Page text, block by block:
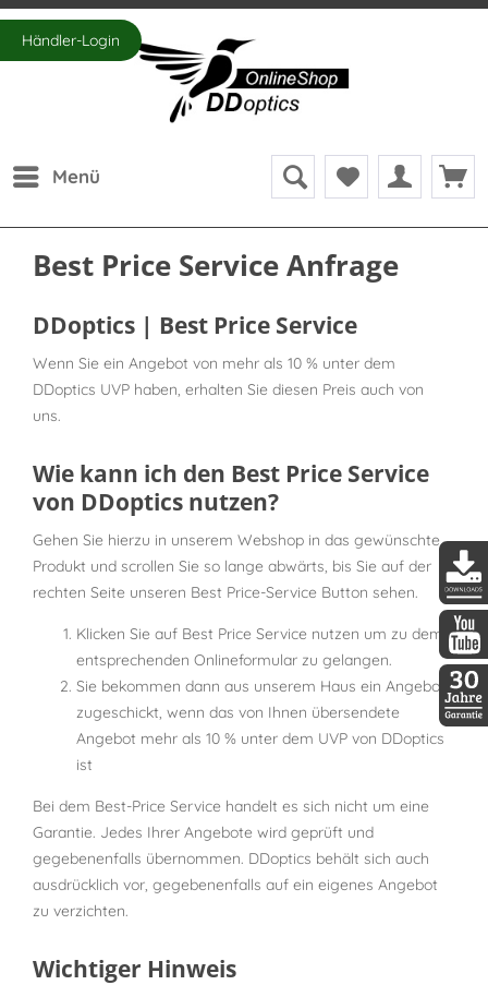
Händler-Login
Menü
Best Price Service Anfrage
DDoptics | Best Price Service
Wenn Sie ein Angebot von mehr als 10 % unter dem
DDoptics UVP haben, erhalten Sie diesen Preis auch von
uns.
Wie kann ich den Best Price Service
von DDoptics nutzen?
Gehen Sie hierzu in unserem Webshop in das gewünschte
Produkt und scrollen Sie so lange abwärts, bis Sie auf der
rechten Seite unseren Best Price-Service Button sehen.
Klicken Sie auf Best Price Service nutzen um zu dem
entsprechenden Onlineformular zu gelangen.
Sie bekommen dann aus unserem Haus ein Angebot
zugeschickt, wenn das von Ihnen übersendete
Angebot mehr als 10 % unter dem UVP von DDoptics
ist
Bei dem Best-Price Service handelt es sich nicht um eine
Garantie. Jedes Ihrer Angebote wird geprüft und
gegebenenfalls übernommen. DDoptics behält sich auch
ausdrücklich vor, gegebenenfalls auf ein eigenes Angebot
zu verzichten.
Wichtiger Hinweis
30